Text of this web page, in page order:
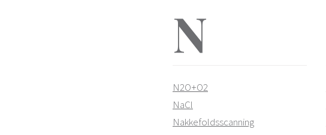
N
N2O+O2
NaCl
Nakkefoldsscanning